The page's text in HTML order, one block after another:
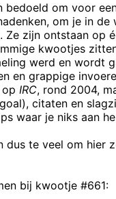
hi
maar het ís een ziekte!
with the discharge.
te water als er water is
on down lifes weary path
dat je bedrijf zo spaak
nat en het regent niet
this subject
bedoeld om voor
om je in de
zijn ontstaan op
kwootjes
werd en wordt
en grappige
IRC, rond 2004,
citaten en
waar je niks aan
dus te veel om hier
bij kwootje #661: